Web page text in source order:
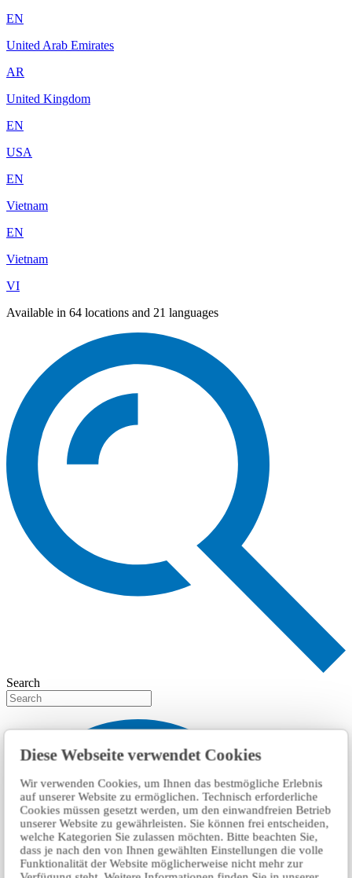
Diese Webseite verwendet Cookies
Wir verwenden Cookies, um Ihnen das bestmögliche Erlebnis
auf unserer Website zu ermöglichen. Technisch erforderliche
Cookies müssen gesetzt werden, um den einwandfreien Betrieb
unserer Website zu gewährleisten. Sie können frei entscheiden,
welche Kategorien Sie zulassen möchten. Bitte beachten Sie,
dass je nach den von Ihnen gewählten Einstellungen die volle
Funktionalität der Website möglicherweise nicht mehr zur
EN
United Arab Emirates
AR
United Kingdom
EN
USA
EN
Vietnam
EN
Vietnam
VI
Available in 64 locations and 21 languages
Search